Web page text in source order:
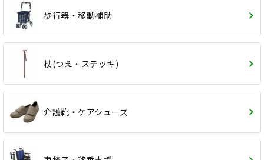
歩行器・移動補助
杖(つえ・ステッキ)
介護靴・ケアシューズ